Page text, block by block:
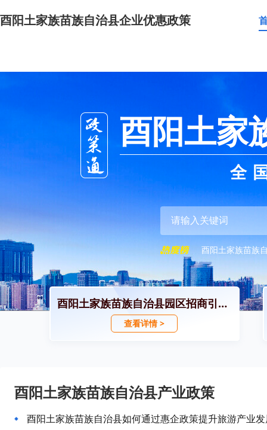
酉阳土家族苗族自治县企业优惠政策
酉阳土家
全
酉阳土家族苗族
酉阳土家族苗族自治县园区招商引资政策
查看详情 >
酉阳土家族苗族自治县产业政策
酉阳土家族苗族自治县如何通过惠企政策提升旅游产业